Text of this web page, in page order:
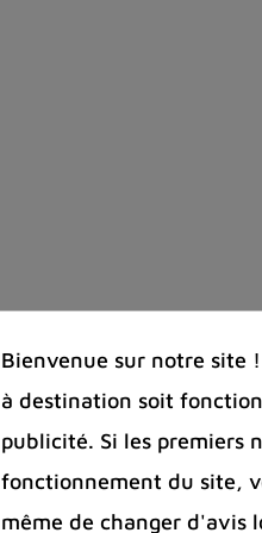
Bienvenue sur notre site
à destination soit
publicité. Si les premiers
fonctionnement du site,
même de changer d'avis